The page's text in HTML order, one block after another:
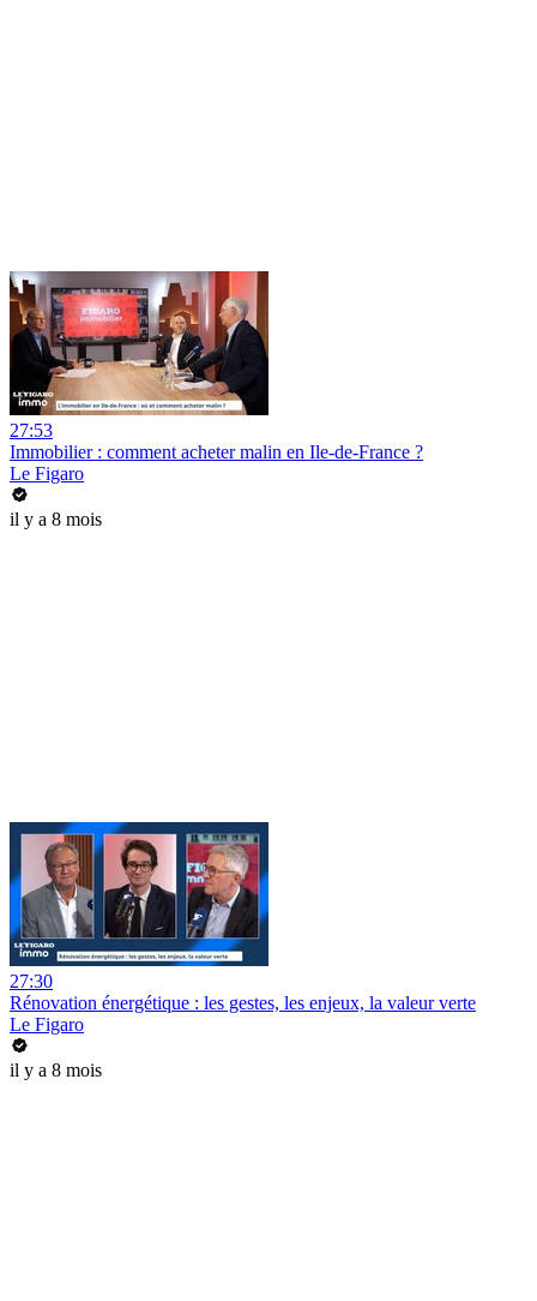
27:53
Immobilier : comment acheter malin en Ile-de-France ?
Le Figaro
il y a 8 mois
27:30
Rénovation énergétique : les gestes, les enjeux, la valeur verte
Le Figaro
il y a 8 mois